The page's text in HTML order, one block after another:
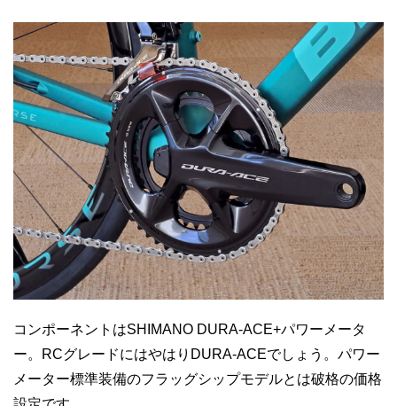
コンポーネントはSHIMANO DURA-ACE+パワーメータ
ー。RCグレードにはやはりDURA-ACEでしょう。パワー
メーター標準装備のフラッグシップモデルとは破格の価格